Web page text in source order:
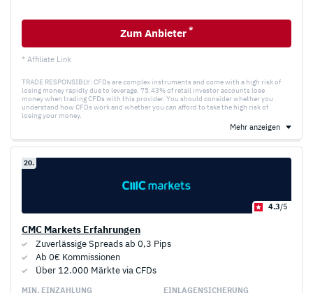
Zum Anbieter *
* Affiliate Link
TRADE RESPONSIBLY: CFDs are complex instruments and come with a high risk of
losing money rapidly due to leverage. 75.43% of retail investor accounts lose
money when trading CFDs with this provider. You should consider whether you
understand how CFDs work and whether you can afford to take the high risk of
losing your money.
Mehr anzeigen
20.
4.3/5
CMC Markets Erfahrungen
Zuverlässige Spreads ab 0,3 Pips
Ab 0€ Kommissionen
Über 12.000 Märkte via CFDs
MIN. EINZAHLUNG EINLAGEN­SICHERUNG